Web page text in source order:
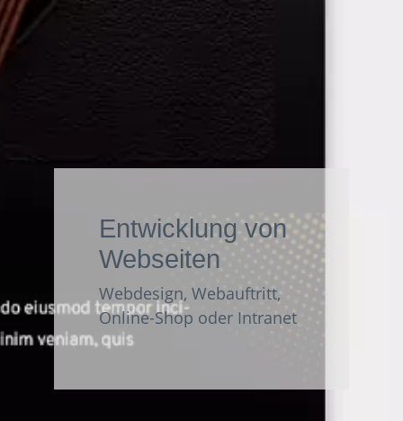
Entwicklung von
Webseiten
Webdesign, Webauftritt,
Online-Shop oder Intranet